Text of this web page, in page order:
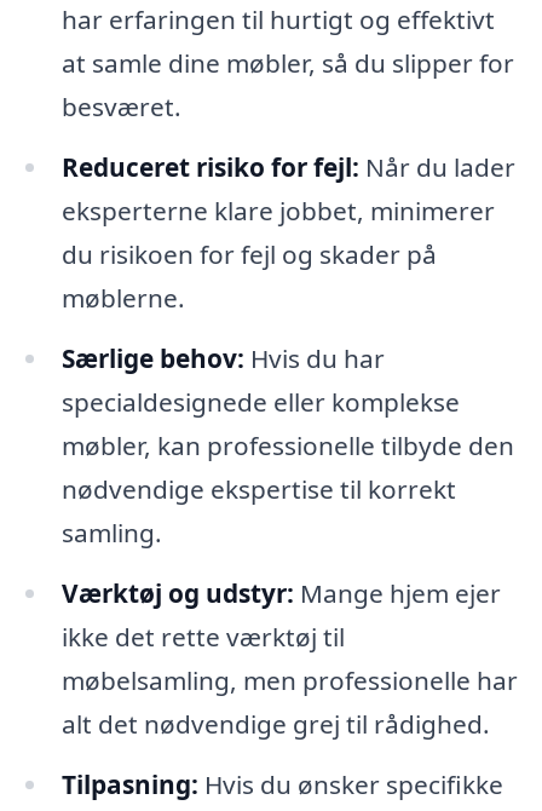
har erfaringen til hurtigt og effektivt
at samle dine møbler, så du slipper for
besværet.
Reduceret risiko for fejl: Når du lader
eksperterne klare jobbet, minimerer
du risikoen for fejl og skader på
møblerne.
Særlige behov: Hvis du har
specialdesignede eller komplekse
møbler, kan professionelle tilbyde den
nødvendige ekspertise til korrekt
samling.
Værktøj og udstyr: Mange hjem ejer
ikke det rette værktøj til
møbelsamling, men professionelle har
alt det nødvendige grej til rådighed.
Tilpasning: Hvis du ønsker specifikke